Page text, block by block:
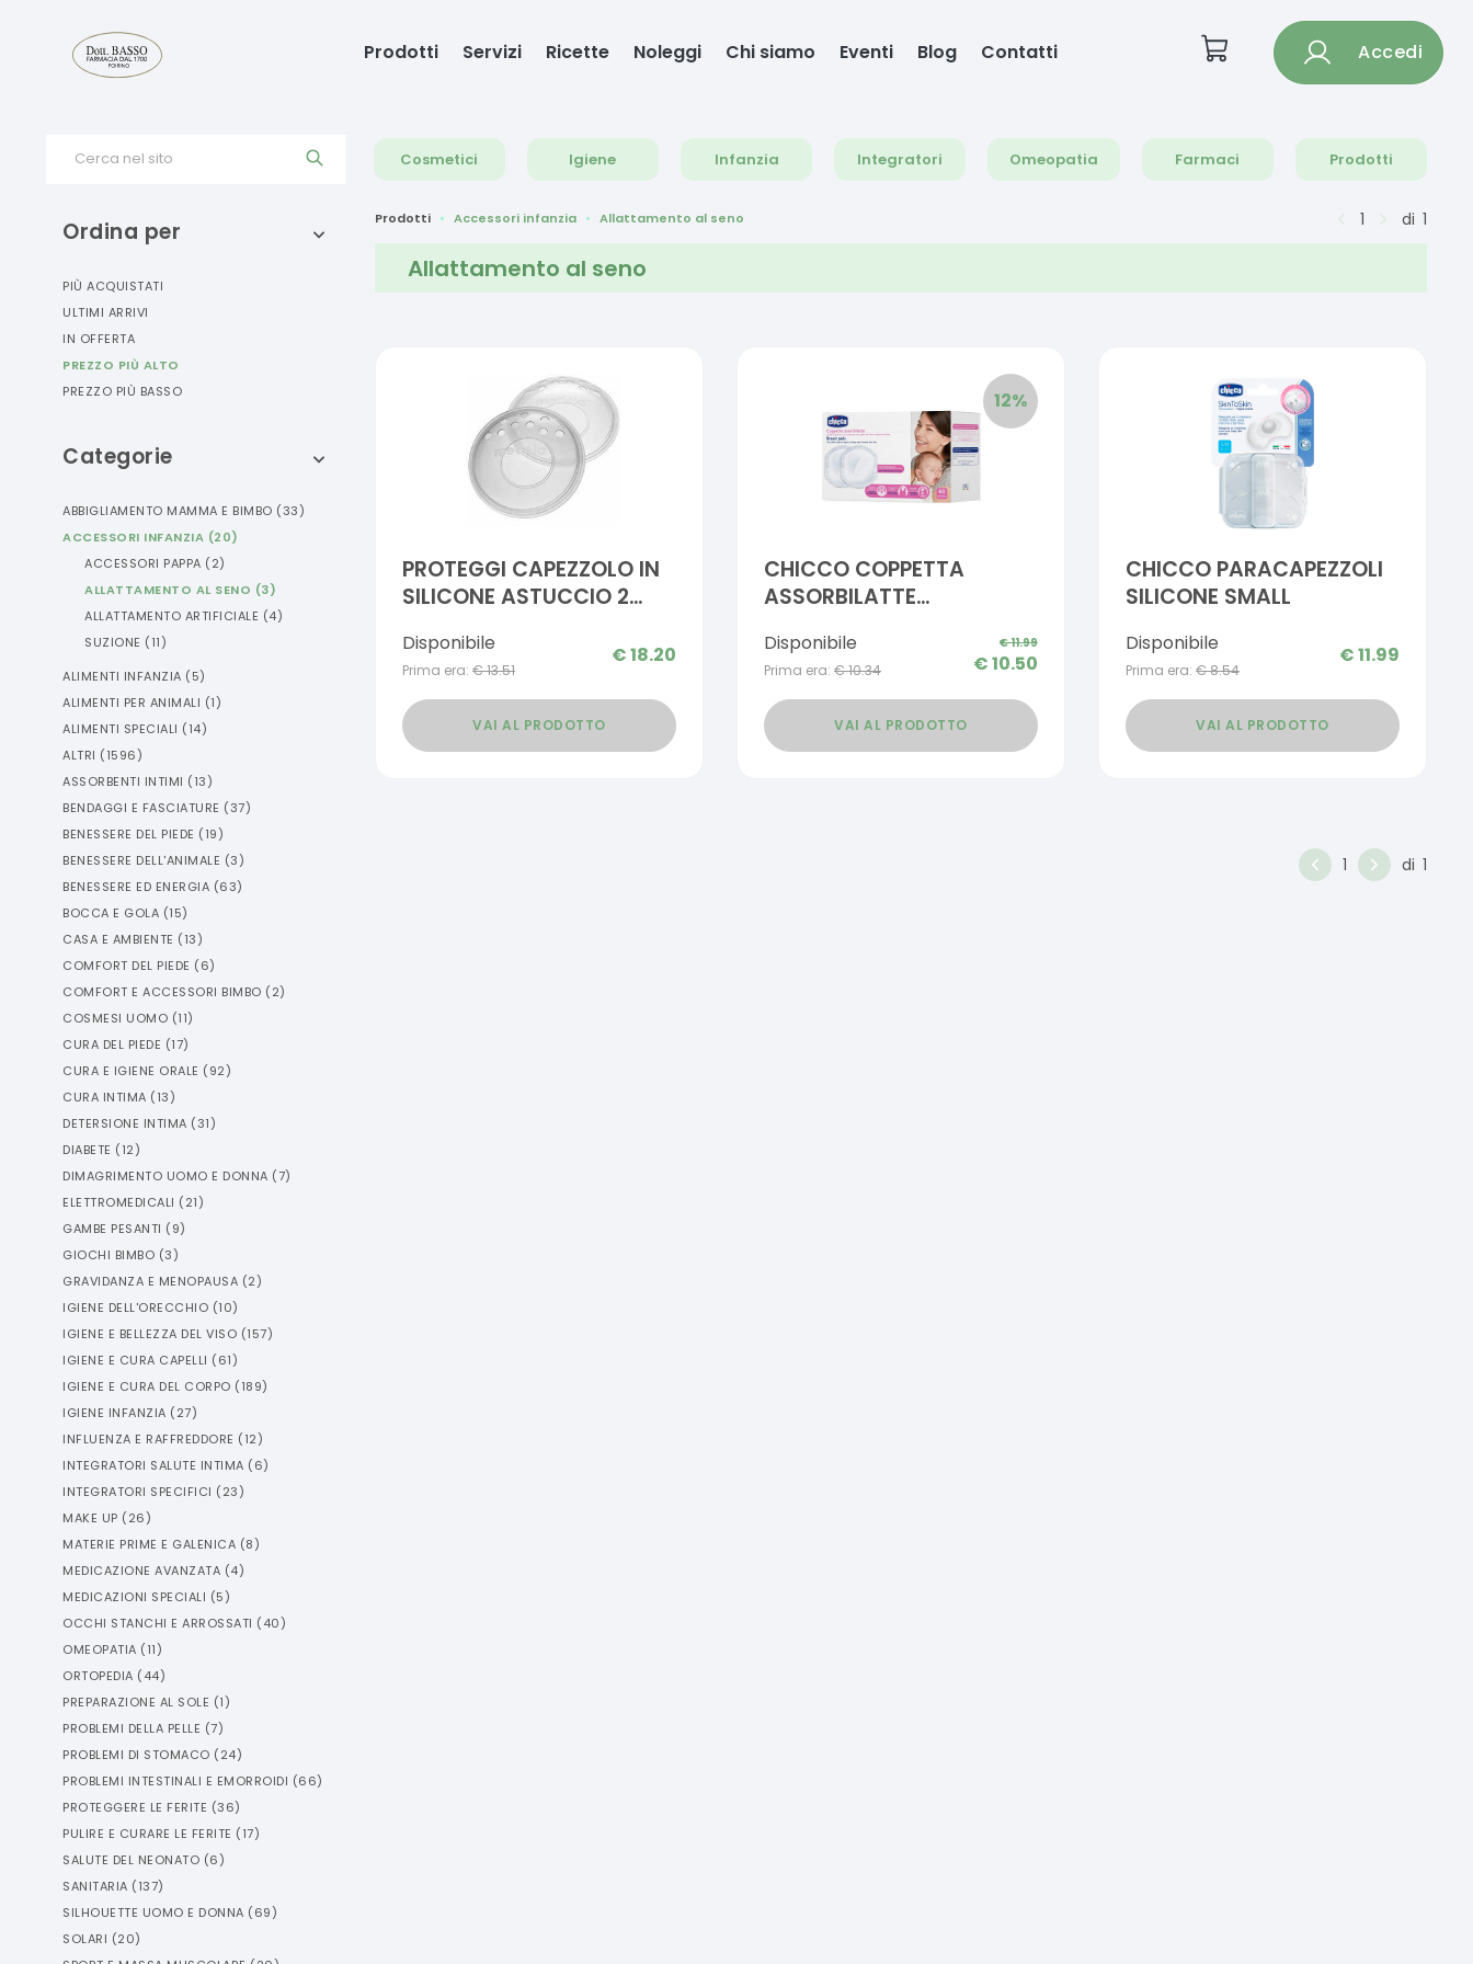
Prodotti Servizi Ricette Noleggi Chi siamo Eventi Blog Contatti Accedi
Cerca nel sito Cosmetici Igiene Infanzia Integratori Omeopatia Farmaci Prodotti
Ordina per
PIÙ ACQUISTATI
ULTIMI ARRIVI
IN OFFERTA
PREZZO PIÙ ALTO
PREZZO PIÙ BASSO
Categorie
ABBIGLIAMENTO MAMMA E BIMBO (33)
ACCESSORI INFANZIA (20)
ACCESSORI PAPPA (2)
ALLATTAMENTO AL SENO (3)
ALLATTAMENTO ARTIFICIALE (4)
SUZIONE (11)
ALIMENTI INFANZIA (5)
ALIMENTI PER ANIMALI (1)
ALIMENTI SPECIALI (14)
ALTRI (1596)
ASSORBENTI INTIMI (13)
BENDAGGI E FASCIATURE (37)
BENESSERE DEL PIEDE (19)
BENESSERE DELL'ANIMALE (3)
BENESSERE ED ENERGIA (63)
BOCCA E GOLA (15)
CASA E AMBIENTE (13)
COMFORT DEL PIEDE (6)
COMFORT E ACCESSORI BIMBO (2)
COSMESI UOMO (11)
CURA DEL PIEDE (17)
CURA E IGIENE ORALE (92)
CURA INTIMA (13)
DETERSIONE INTIMA (31)
DIABETE (12)
DIMAGRIMENTO UOMO E DONNA (7)
ELETTROMEDICALI (21)
GAMBE PESANTI (9)
GIOCHI BIMBO (3)
GRAVIDANZA E MENOPAUSA (2)
IGIENE DELL'ORECCHIO (10)
IGIENE E BELLEZZA DEL VISO (157)
IGIENE E CURA CAPELLI (61)
IGIENE E CURA DEL CORPO (189)
IGIENE INFANZIA (27)
INFLUENZA E RAFFREDDORE (12)
INTEGRATORI SALUTE INTIMA (6)
INTEGRATORI SPECIFICI (23)
MAKE UP (26)
MATERIE PRIME E GALENICA (8)
MEDICAZIONE AVANZATA (4)
MEDICAZIONI SPECIALI (5)
OCCHI STANCHI E ARROSSATI (40)
OMEOPATIA (11)
ORTOPEDIA (44)
PREPARAZIONE AL SOLE (1)
PROBLEMI DELLA PELLE (7)
PROBLEMI DI STOMACO (24)
PROBLEMI INTESTINALI E EMORROIDI (66)
PROTEGGERE LE FERITE (36)
PULIRE E CURARE LE FERITE (17)
SALUTE DEL NEONATO (6)
SANITARIA (137)
SILHOUETTE UOMO E DONNA (69)
SOLARI (20)
Prodotti Accessori infanzia Allattamento al seno 1 di 1
Allattamento al seno
PROTEGGI CAPEZZOLO IN
SILICONE ASTUCCIO 2
Disponibile
Prima era: €13.51
€18.20
VAI AL PRODOTTO
12%
CHICCO COPPETTA
ASSORBILATTE
Disponibile
Prima era: €10.34
€11.99
€10.50
VAI AL PRODOTTO
CHICCO PARACAPEZZOLI
SILICONE SMALL
Disponibile
Prima era: €8.54
€11.99
VAI AL PRODOTTO
1 di 1